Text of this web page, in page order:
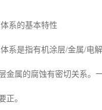
系的基本特性
系是指有机涂层/金属/电
金属的腐蚀有密切关系。
正。